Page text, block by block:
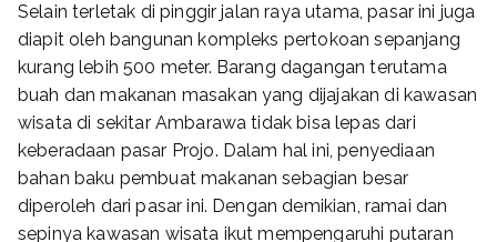
Selain terletak di pinggir jalan raya utama, pasar ini juga
diapit oleh bangunan kompleks pertokoan sepanjang
kurang lebih 500 meter. Barang dagangan terutama
buah dan makanan masakan yang dijajakan di kawasan
wisata di sekitar Ambarawa tidak bisa lepas dari
keberadaan pasar Projo. Dalam hal ini, penyediaan
bahan baku pembuat makanan sebagian besar
diperoleh dari pasar ini. Dengan demikian, ramai dan
sepinya kawasan wisata ikut mempengaruhi putaran